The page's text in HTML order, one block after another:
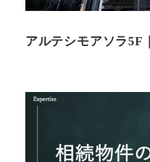
アルテシモアソラ5F